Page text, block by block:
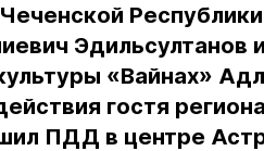
Эдильсултанов
«Вайнах»
гостя
ПДД в центре